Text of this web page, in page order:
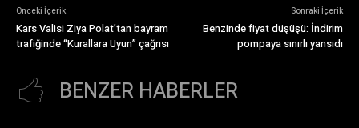
Önceki İçerik
Kars Valisi Ziya Polat’tan bayram
trafiğinde “Kurallara Uyun” çağrısı
Sonraki İçerik
Benzinde fiyat düşüşü: İndirim
pompaya sınırlı yansıdı
BENZER HABERLER